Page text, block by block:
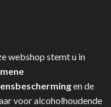
webshop stemt u in
en de
voor alcoholhoudende